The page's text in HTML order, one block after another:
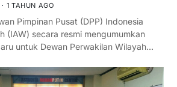
1 TAHUN AGO
Pimpinan Pusat (DPP) Indonesia
(IAW) secara resmi mengumumkan
untuk Dewan Perwakilan Wilayah…